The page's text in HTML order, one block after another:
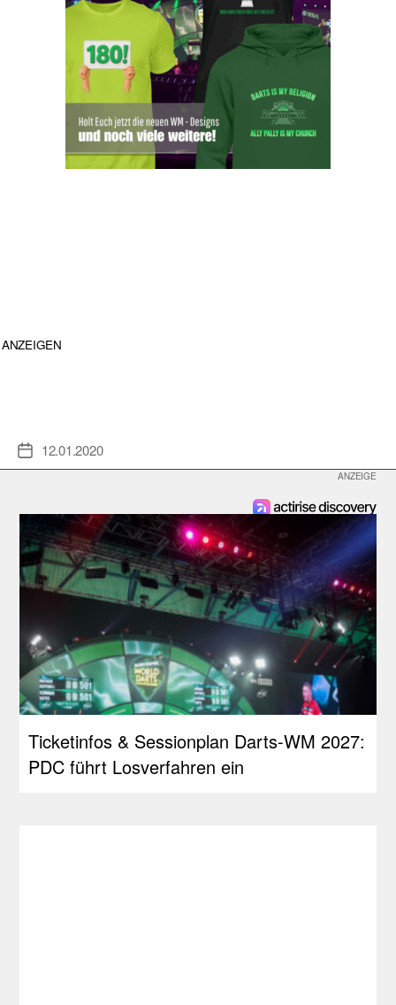
ANZEIGEN
Veröffentlichungsdatum
12.01.2020
Ticketinfos & Sessionplan Darts-WM 2027:
PDC führt Losverfahren ein